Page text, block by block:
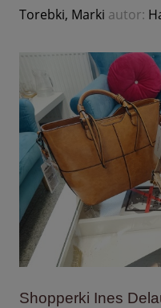
Torebki, Marki autor:
Shopperki Ines